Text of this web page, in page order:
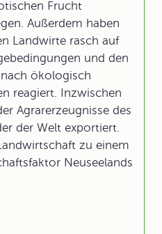
Frucht
Außerdem haben
Landwirte rasch auf
und den
ökologisch
reagiert. Inzwischen
Agrarerzeugnisse des
der Welt exportiert.
zu einem
Neuseelands